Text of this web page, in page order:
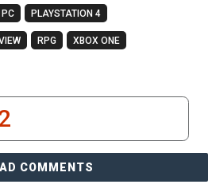
PC PLAYSTATION 4
RPG XBOX ONE
COMMENTS